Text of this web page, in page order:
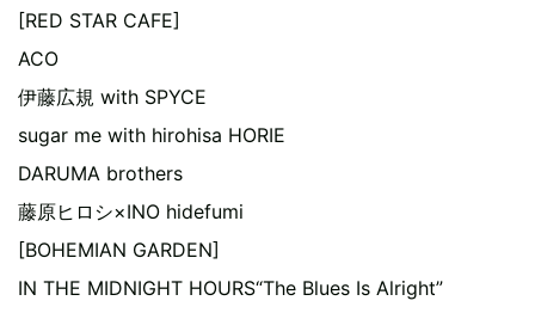
[RED STAR CAFE]
ACO
伊藤広規 with SPYCE
sugar me with hirohisa HORIE
DARUMA brothers
藤原ヒロシ×INO hidefumi
[BOHEMIAN GARDEN]
IN THE MIDNIGHT HOURS“The Blues Is Alright”